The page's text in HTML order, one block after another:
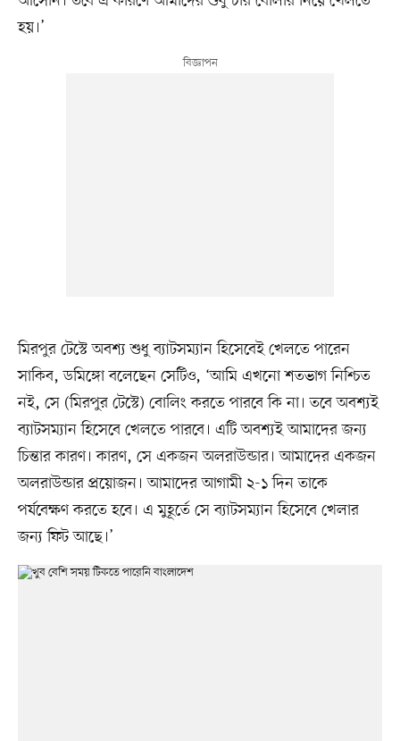
হয়।’
মিরপুর টেস্টে অবশ্য শুধু ব্যাটসম্যান হিসেবেই খেলতে পারেন
সাকিব, ডমিঙ্গো বলেছেন সেটিও, ‘আমি এখনো শতভাগ নিশ্চিত
নই, সে (মিরপুর টেস্টে) বোলিং করতে পারবে কি না। তবে অবশ্যই
ব্যাটসম্যান হিসেবে খেলতে পারবে। এটি অবশ্যই আমাদের জন্য
চিন্তার কারণ। কারণ, সে একজন অলরাউন্ডার। আমাদের একজন
অলরাউন্ডার প্রয়োজন। আমাদের আগামী ২-১ দিন তাকে
পর্যবেক্ষণ করতে হবে। এ মুহূর্তে সে ব্যাটসম্যান হিসেবে খেলার
জন্য ফিট আছে।’